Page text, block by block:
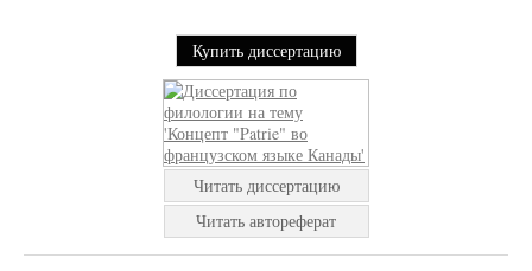
Купить диссертацию
Читать диссертацию
Читать автореферат